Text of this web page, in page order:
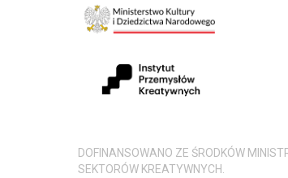
DOFINANSOWANO ZE ŚRODKÓW
SEKTORÓW KREATYWNYCH.